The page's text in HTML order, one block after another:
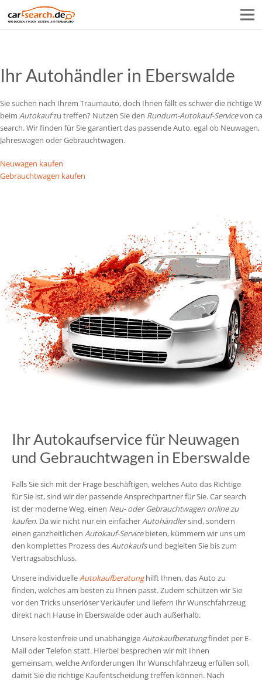
Ihr Autohändler in Eberswalde
Sie suchen nach Ihrem Traumauto, doch Ihnen fällt es schwer die richtige
beim Autokaufzu treffen? Nutzen Sie den Rundum-Autokauf-Servicevon
search. Wir finden für Sie garantiert das passende Auto, egal ob Neuwagen,
Jahreswagen oder Gebrauchtwagen.
Neuwagen kaufen
Gebrauchtwagen kaufen
Ihr Autokaufservice für Neuwagen
und Gebrauchtwagen in Eberswalde
Falls Sie sich mit der Frage beschäftigen, welches Auto das Richtige
für Sie ist, sind wir der passende Ansprechpartner für Sie. Car search
ist der moderne Weg, einen Neu- oder Gebrauchtwagen online zu
kaufen. Da wir nicht nur ein einfacher Autohändlersind, sondern
einen ganzheitlichen Autokauf-Servicebieten, kümmern wir uns um
den komplettes Prozess des Autokaufsund begleiten Sie bis zum
Vertragsabschluss.
Unsere individuelle Autokaufberatung hilft Ihnen, das Auto zu
finden, welches am besten zu Ihnen passt. Zudem schützen wir Sie
vor den Tricks unseriöser Verkäufer und liefern Ihr Wunschfahrzeug
direkt nach Hause in Eberswalde oder auch außerhalb.
Unsere kostenfreie und unabhängigeAutokaufberatungfindet per E-
Mail oder Telefon statt. Hierbei besprechen wir mit Ihnen
gemeinsam, welche Anforderungen Ihr Wunschfahrzeug erfüllen soll,
damit Sie die richtige Kaufentscheidung treffen können. Nach